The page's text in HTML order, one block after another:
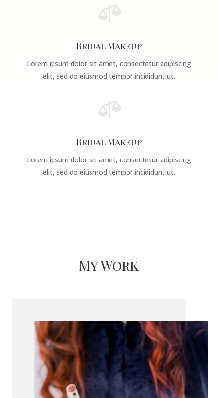

Bridal Makeup
Lorem ipsum dolor sit amet, consectetur adipiscing
elit, sed do eiusmod tempor incididunt ut.

Bridal Makeup
Lorem ipsum dolor sit amet, consectetur adipiscing
elit, sed do eiusmod tempor incididunt ut.
My Work